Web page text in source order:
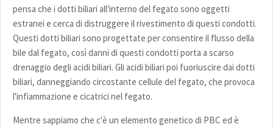
pensa che i dotti biliari all'interno del fegato sono oggetti
estranei e cerca di distruggere il rivestimento di questi condotti.
Questi dotti biliari sono progettate per consentire il flusso della
bile dal fegato, così danni di questi condotti porta a scarso
drenaggio degli acidi biliari. Gli acidi biliari poi fuoriuscire dai dotti
biliari, danneggiando circostante cellule del fegato, che provoca
l'infiammazione e cicatrici nel fegato.
Mentre sappiamo che c'è un elemento genetico di PBC ed è